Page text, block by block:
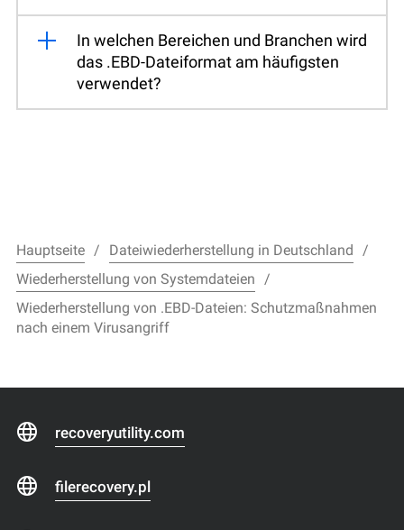
In welchen Bereichen und Branchen wird
das .EBD-Dateiformat am häufigsten
verwendet?
Hauptseite
Dateiwiederherstellung in Deutschland
Wiederherstellung von Systemdateien
Wiederherstellung von .EBD-Dateien: Schutzmaßnahmen
nach einem Virusangriff
recoveryutility.com
filerecovery.pl